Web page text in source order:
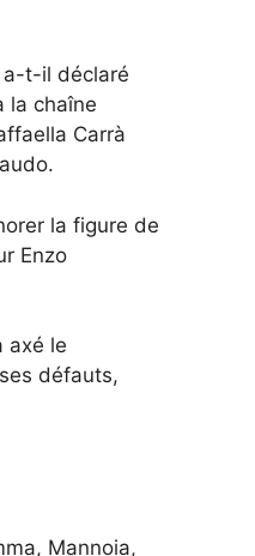
a-t-il déclaré
la chaîne
Carrà
la figure de
Enzo
axé le
défauts,
​​​​Mannoia,